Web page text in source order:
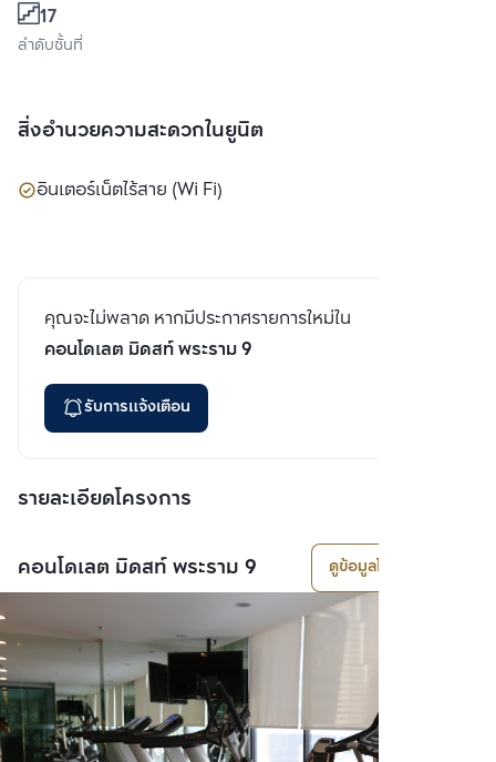
17
ลำดับชั้นที่
สิ่งอำนวยความสะดวกในยูนิต
อินเตอร์เน็ตไร้สาย (Wi Fi)
คุณจะไม่พลาด หากมีประกาศรายการใหม่ใน
คอนโดเลต มิดสท์ พระราม 9
รับการแจ้งเตือน
รายละเอียดโครงการ
คอนโดเลต มิดสท์ พระราม 9 ดูข้อมูลโครงการ